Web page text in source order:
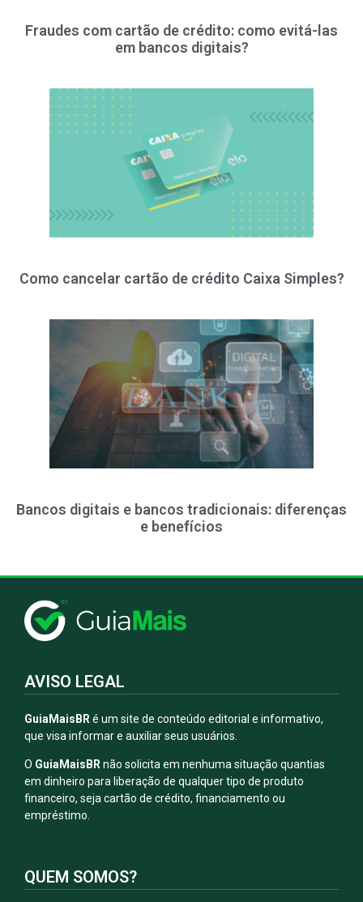
Fraudes com cartão de crédito: como evitá-las
em bancos digitais?
Como cancelar cartão de crédito Caixa Simples?
Bancos digitais e bancos tradicionais: diferenças
e benefícios
AVISO LEGAL
GuiaMaisBR é um site de conteúdo editorial e informativo,
que visa informar e auxiliar seus usuários.
O GuiaMaisBRnão solicita em nenhuma situação quantias
em dinheiro para liberação de qualquer tipo de produto
financeiro, seja cartão de crédito, financiamento ou
empréstimo.
QUEM SOMOS?